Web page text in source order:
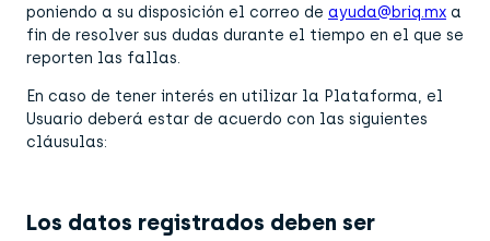
poniendo a su disposición el correo de ayuda@briq.mx a
fin de resolver sus dudas durante el tiempo en el que se
reporten las fallas.
En caso de tener interés en utilizar la Plataforma, el
Usuario deberá estar de acuerdo con las siguientes
cláusulas:
Los datos registrados deben ser